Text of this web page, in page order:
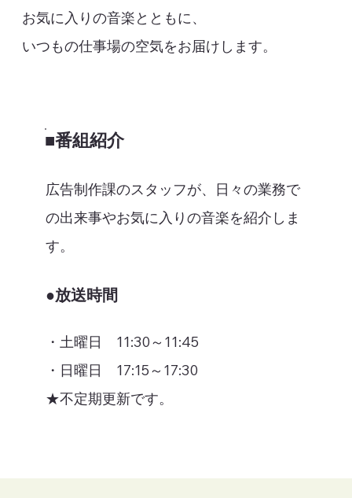
お気に入りの音楽とともに、
いつもの仕事場の空気をお届けします。
■番組紹介
広告制作課のスタッフが、日々の業務で
の出来事やお気に入りの音楽を紹介しま
す。​
●放送時間
・土曜日 11:30～11:45
​・日曜日 17:15～17:30
​★不定期更新です。